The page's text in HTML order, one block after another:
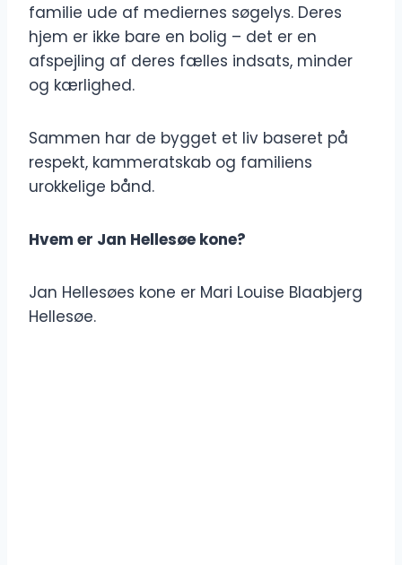
familie ude af mediernes søgelys. Deres
hjem er ikke bare en bolig – det er en
afspejling af deres fælles indsats, minder
og kærlighed.
Sammen har de bygget et liv baseret på
respekt, kammeratskab og familiens
urokkelige bånd.
Hvem er Jan Hellesøe kone?
Jan Hellesøes kone er Mari Louise Blaabjerg
Hellesøe.